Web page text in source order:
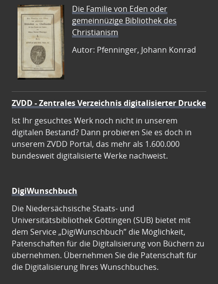
Die Familie von Eden oder
gemeinnüzige Bibliothek des
Christianism
Autor: Pfenninger, Johann Konrad
ZVDD - Zentrales Verzeichnis digitalisierter Drucke
Ist Ihr gesuchtes Werk noch nicht in unserem
digitalen Bestand? Dann probieren Sie es doch in
unserem ZVDD Portal, das mehr als 1.600.000
bundesweit digitalisierte Werke nachweist.
DigiWunschbuch
Die Niedersächsische Staats- und
Universitätsbibliothek Göttingen (SUB) bietet mit
dem Service „DigiWunschbuch” die Möglichkeit,
Patenschaften für die Digitalisierung von Büchern zu
übernehmen. Übernehmen Sie die Patenschaft für
die Digitalisierung Ihres Wunschbuches.